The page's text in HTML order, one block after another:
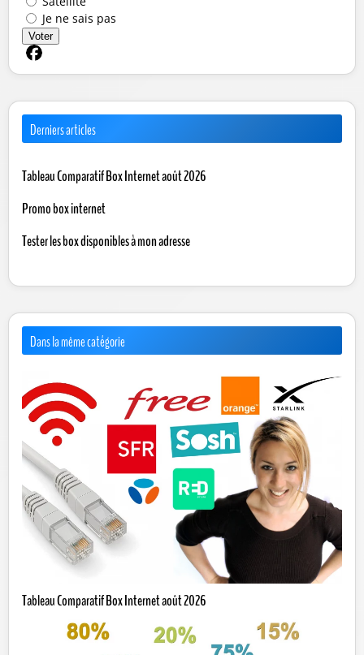
Je ne sais pas
Voter
Derniers articles
Tableau Comparatif Box Internet août 2026
Promo box internet
Tester les box disponibles à mon adresse
Dans la même catégorie
Tableau Comparatif Box Internet août 2026